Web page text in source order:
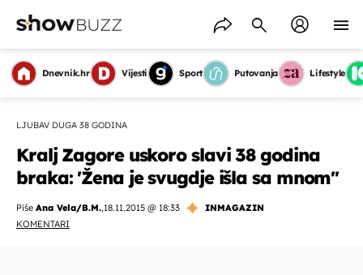
Dnevnik.hr Vijesti Sport Putovanja Lifestyle
LJUBAV DUGA 38 GODINA
Kralj Zagore uskoro slavi 38 godina
braka: 'Žena je svugdje išla sa mnom''
Piše Ana Vela/B.M.,18.11.2015 @ 18:33
INMAGAZIN
KOMENTARI